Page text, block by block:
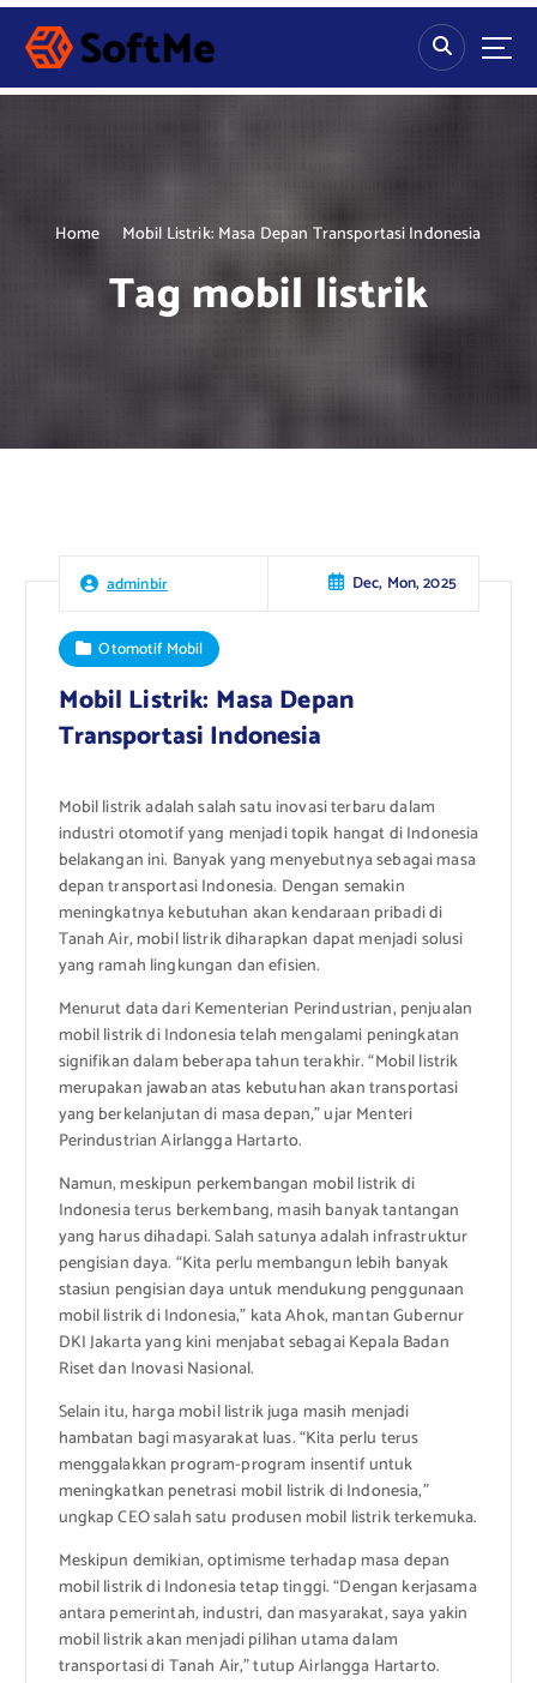
S
p
Home Mobil Listrik: Masa Depan Transportasi Indonesia
Tag mobil listrik
adminbir Dec, Mon, 2025
Otomotif Mobil
Mobil Listrik: Masa Depan
Transportasi Indonesia
Mobil listrik adalah salah satu inovasi terbaru dalam
industri otomotif yang menjadi topik hangat di Indonesia
belakangan ini. Banyak yang menyebutnya sebagai masa
depan transportasi Indonesia. Dengan semakin
meningkatnya kebutuhan akan kendaraan pribadi di
Tanah Air, mobil listrik diharapkan dapat menjadi solusi
yang ramah lingkungan dan efisien.
Menurut data dari Kementerian Perindustrian, penjualan
mobil listrik di Indonesia telah mengalami peningkatan
signifikan dalam beberapa tahun terakhir. “Mobil listrik
merupakan jawaban atas kebutuhan akan transportasi
yang berkelanjutan di masa depan,” ujar Menteri
Perindustrian Airlangga Hartarto.
Namun, meskipun perkembangan mobil listrik di
Indonesia terus berkembang, masih banyak tantangan
yang harus dihadapi. Salah satunya adalah infrastruktur
pengisian daya. “Kita perlu membangun lebih banyak
stasiun pengisian daya untuk mendukung penggunaan
mobil listrik di Indonesia,” kata Ahok, mantan Gubernur
DKI Jakarta yang kini menjabat sebagai Kepala Badan
Riset dan Inovasi Nasional.
Selain itu, harga mobil listrik juga masih menjadi
hambatan bagi masyarakat luas. “Kita perlu terus
menggalakkan program-program insentif untuk
meningkatkan penetrasi mobil listrik di Indonesia,”
ungkap CEO salah satu produsen mobil listrik terkemuka.
Meskipun demikian, optimisme terhadap masa depan
mobil listrik di Indonesia tetap tinggi. “Dengan kerjasama
antara pemerintah, industri, dan masyarakat, saya yakin
mobil listrik akan menjadi pilihan utama dalam
transportasi di Tanah Air,” tutup Airlangga Hartarto.